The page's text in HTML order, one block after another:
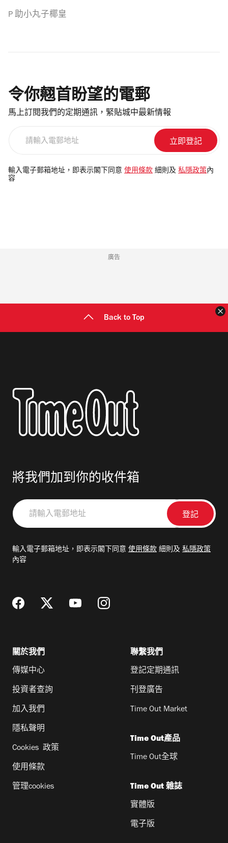
P 助小丸子椰皇
令你翹首盼望的電郵
馬上訂閱我們的定期通訊，緊貼城中最新情報
電
郵
輸入電子郵箱地址，即表示閣下同意 使用條款 細則及 私隱政策 內
容
廣告
Back to Top
將我們加到你的收件箱
請
輸
郵
輸入電子郵箱地址，即表示閣下同意 使用條款 細則及 私隱政策
內容
關於我們
傳媒中心
投資者查詢
加入我們
隱私聲明
Cookies 政策
使用條款
管理cookies
聯繫我們
登記定期通訊
刊登廣告
Time Out Market
Time Out產品
Time Out全球
Time Out 雜誌
實體版
電子版